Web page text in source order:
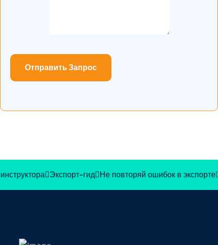
Отправить Запрос
Экспорт-гид Не повторяй ошибок в экспорте